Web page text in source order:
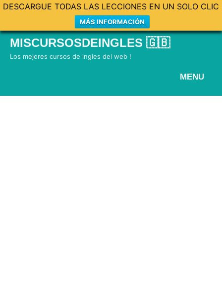
DESCARGUE TODAS LAS LECCIONES EN UN SOLO CLIC
MÁS INFORMACIÓN
SkipMISCURSOSDEINGLES 🇬🇧
Los mejores cursos de ingles del web !
MENU